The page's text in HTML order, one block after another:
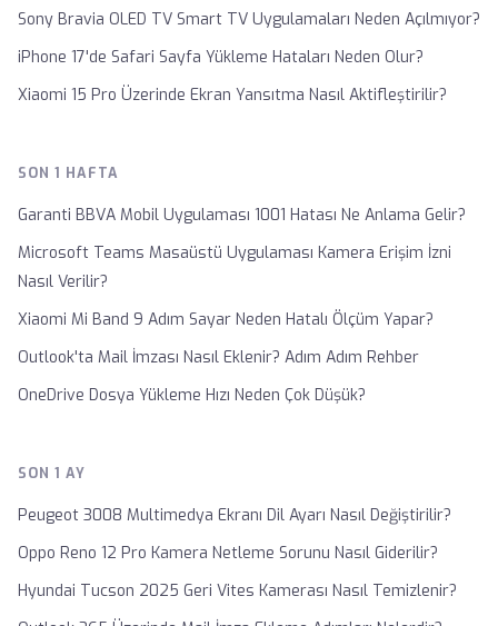
Sony Bravia OLED TV Smart TV Uygulamaları Neden Açılmıyor?
iPhone 17'de Safari Sayfa Yükleme Hataları Neden Olur?
Xiaomi 15 Pro Üzerinde Ekran Yansıtma Nasıl Aktifleştirilir?
SON 1 HAFTA
Garanti BBVA Mobil Uygulaması 1001 Hatası Ne Anlama Gelir?
Microsoft Teams Masaüstü Uygulaması Kamera Erişim İzni
Nasıl Verilir?
Xiaomi Mi Band 9 Adım Sayar Neden Hatalı Ölçüm Yapar?
Outlook'ta Mail İmzası Nasıl Eklenir? Adım Adım Rehber
OneDrive Dosya Yükleme Hızı Neden Çok Düşük?
SON 1 AY
Peugeot 3008 Multimedya Ekranı Dil Ayarı Nasıl Değiştirilir?
Oppo Reno 12 Pro Kamera Netleme Sorunu Nasıl Giderilir?
Hyundai Tucson 2025 Geri Vites Kamerası Nasıl Temizlenir?